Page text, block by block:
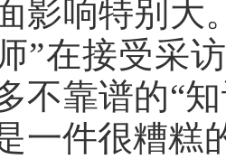
影响特别大
”在接受采
不靠谱的“
一件很糟糕